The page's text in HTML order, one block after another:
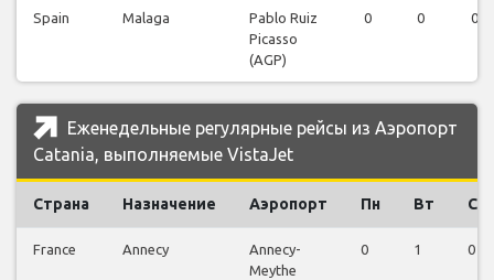
Spain Malaga
Pablo Ruiz
Picasso
(AGP)
0 0 0
Еженедельные регулярные рейсы из Аэропорт
Catania, выполняемые VistaJet
Страна Назначение Аэропорт Пн Вт Ср
France Annecy
Annecy-
Meythe
0 1 0